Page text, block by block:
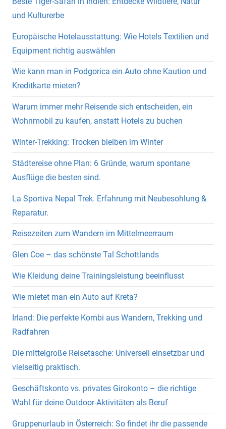
und Kulturerbe
Europäische Hotelausstattung: Wie Hotels Textilien und
Equipment richtig auswählen
Wie kann man in Podgorica ein Auto ohne Kaution und
Kreditkarte mieten?
Warum immer mehr Reisende sich entscheiden, ein
Wohnmobil zu kaufen, anstatt Hotels zu buchen
Winter-Trekking: Trocken bleiben im Winter
Städtereise ohne Plan: 6 Gründe, warum spontane
Ausflüge die besten sind.
La Sportiva Nepal Trek. Erfahrung mit Neubesohlung &
Reparatur.
Reisezeiten zum Wandern im Mittelmeerraum
Glen Coe – das schönste Tal Schottlands
Wie Kleidung deine Trainingsleistung beeinflusst
Wie mietet man ein Auto auf Kreta?
Irland: Die perfekte Kombi aus Wandern, Trekking und
Radfahren
Die mittelgroße Reisetasche: Universell einsetzbar und
vielseitig praktisch.
Geschäftskonto vs. privates Girokonto – die richtige
Wahl für deine Outdoor-Aktivitäten als Beruf
Gruppenurlaub in Österreich: So findet ihr die passende